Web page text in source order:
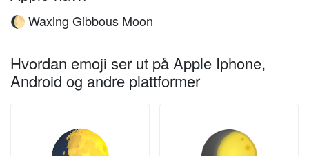
🌔 Waxing Gibbous Moon
Hvordan emoji ser ut på Apple Iphone,
Android og andre plattformer